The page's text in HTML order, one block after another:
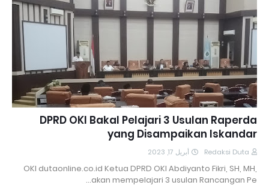
DPRD OKI Bakal Pelajari 3 Usulan Raperda
yang Disampaikan Iskandar
Redaksi Duta أبريل 17, 2023
OKI dutaonline.co.id Ketua DPRD OKI Abdiyanto Fikri, SH, MH,
akan mempelajari 3 usulan Rancangan Pe…